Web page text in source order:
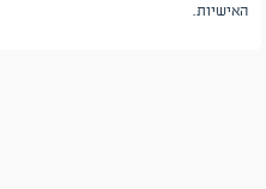
האישיות.